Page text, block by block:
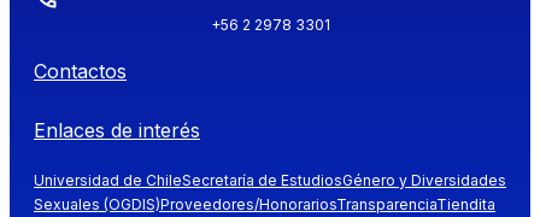
+56 2 2978 3301
Contactos
Enlaces de interés
Universidad de ChileSecretaría de EstudiosGénero y Diversidades
Sexuales (OGDIS)Proveedores/HonorariosTransparenciaTiendita